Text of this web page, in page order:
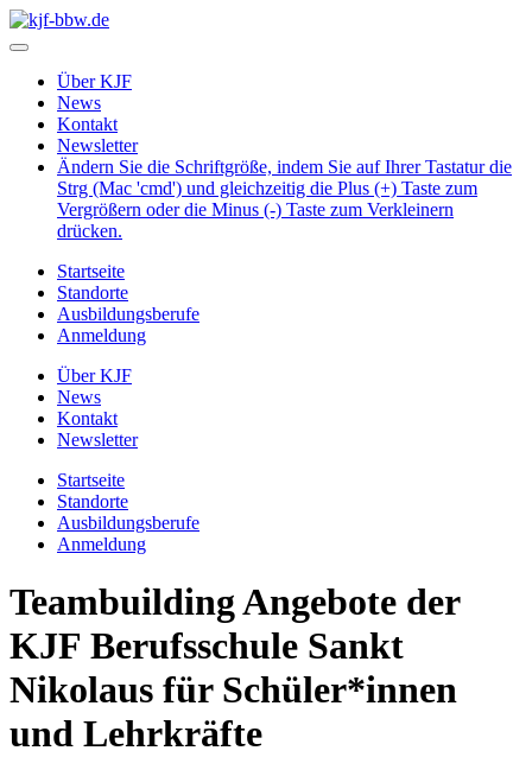
Über KJF
News
Kontakt
Newsletter
Ändern Sie die Schriftgröße, indem Sie auf Ihrer Tastatur die
Strg (Mac 'cmd') und gleichzeitig die Plus (+) Taste zum
Vergrößern oder die Minus (-) Taste zum Verkleinern
drücken.
Startseite
Standorte
Ausbildungsberufe
Anmeldung
Über KJF
News
Kontakt
Newsletter
Startseite
Standorte
Ausbildungsberufe
Anmeldung
Teambuilding Angebote der
KJF Berufsschule Sankt
Nikolaus für Schüler*innen
und Lehrkräfte